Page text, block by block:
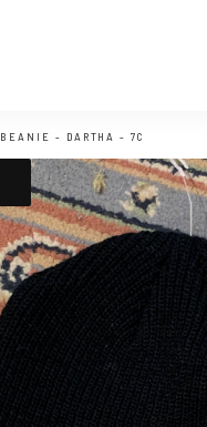
BEANIE - DARTHA - 7C